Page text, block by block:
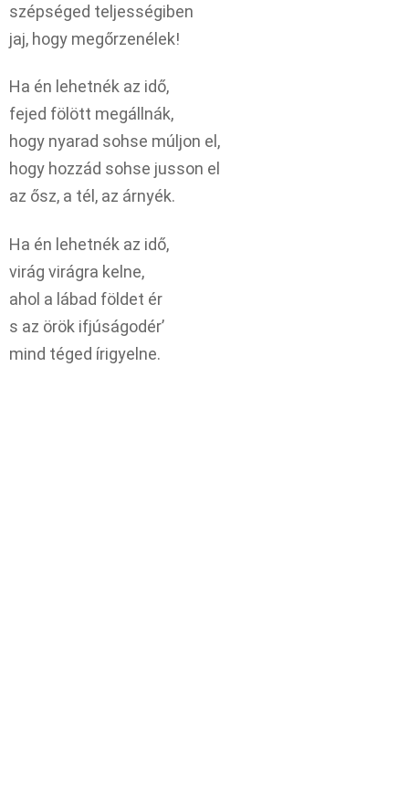
szépséged teljességiben
jaj, hogy megőrzenélek!
Ha én lehetnék az idő,
fejed fölött megállnák,
hogy nyarad sohse múljon el,
hogy hozzád sohse jusson el
az ősz, a tél, az árnyék.
Ha én lehetnék az idő,
virág virágra kelne,
ahol a lábad földet ér
s az örök ifjúságodér’
mind téged írigyelne.